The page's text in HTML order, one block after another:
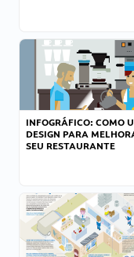
INFOGRÁFICO: COMO
DESIGN PARA
SEU RESTAURANTE